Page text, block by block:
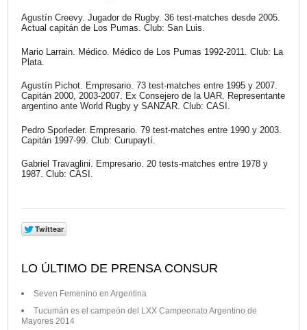
Agustín Creevy. Jugador de Rugby. 36 test-matches desde 2005.
Actual capitán de Los Pumas. Club: San Luis.
Mario Larrain. Médico. Médico de Los Pumas 1992-2011. Club: La
Plata.
Agustín Pichot. Empresario. 73 test-matches entre 1995 y 2007.
Capitán 2000, 2003-2007. Ex Consejero de la UAR. Representante
argentino ante World Rugby y SANZAR. Club: CASI.
Pedro Sporleder. Empresario. 79 test-matches entre 1990 y 2003.
Capitán 1997-99. Club: Curupaytí.
Gabriel Travaglini. Empresario. 20 tests-matches entre 1978 y
1987. Club: CASI.
LO ÚLTIMO DE PRENSA CONSUR
Seven Femenino en Argentina
Tucumán es el campeón del LXX Campeonato Argentino de
Mayores 2014